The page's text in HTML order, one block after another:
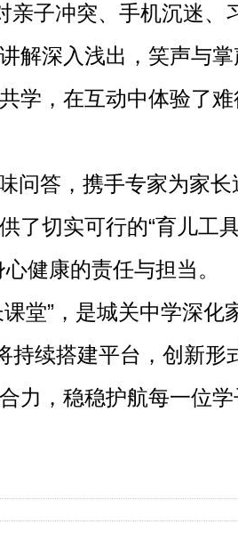
亲子冲突、手机沉迷、
解深入浅出，笑声与掌
学，在互动中体验了难
问答，携手专家为家长
了切实可行的“育儿工
健康的责任与担当。
课堂”，是城关中学深化
持续搭建平台，创新形
力，稳稳护航每一位学